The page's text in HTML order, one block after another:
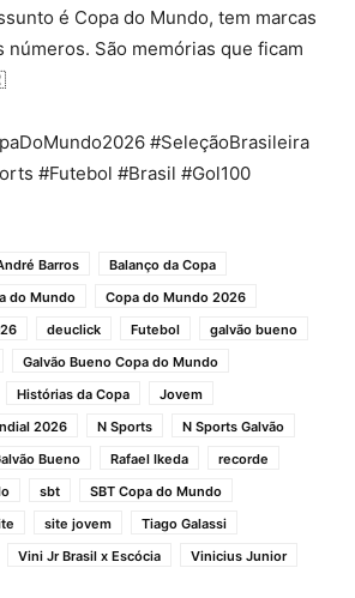
é Copa do Mundo, tem marcas
números. São memórias que ficam
#SeleçãoBrasileira
#Futebol #Brasil #Gol100
Barros
Balanço da Copa
do Mundo
Copa do Mundo 2026
deuclick Futebol
galvão bueno
Galvão Bueno Copa do Mundo
Histórias da Copa
Jovem
2026 N Sports
N Sports Galvão
Bueno Rafael Ikeda
recorde
sbt
SBT Copa do Mundo
site jovem
Tiago Galassi
Vini Jr Brasil x Escócia Vinicius Junior